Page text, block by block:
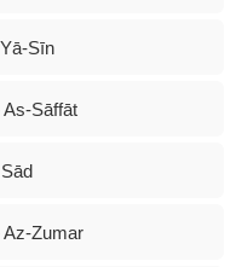
Sīn
As-Sāffāt
Az-Zumar